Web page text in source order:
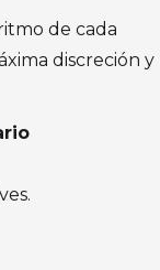
de cada
discreción y